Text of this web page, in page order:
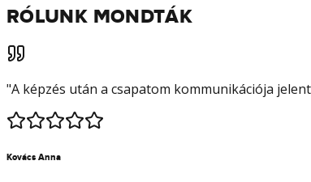
RÓLUNK MONDTÁK
"A képzés után a csapatom kommunikációja
Kovács Anna